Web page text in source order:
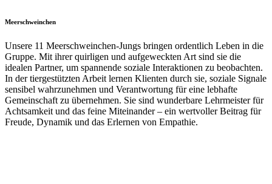
Meerschweinchen
Unsere 11 Meerschweinchen-Jungs bringen ordentlich Leben in die
Gruppe. Mit ihrer quirligen und aufgeweckten Art sind sie die
idealen Partner, um spannende soziale Interaktionen zu beobachten.
In der tiergestützten Arbeit lernen Klienten durch sie, soziale Signale
sensibel wahrzunehmen und Verantwortung für eine lebhafte
Gemeinschaft zu übernehmen. Sie sind wunderbare Lehrmeister für
Achtsamkeit und das feine Miteinander – ein wertvoller Beitrag für
Freude, Dynamik und das Erlernen von Empathie.